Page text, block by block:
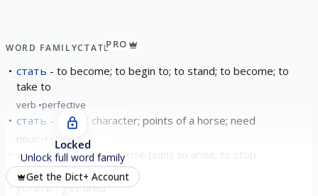
WORD FAMILYСТАТЬPRO
стать
to become; to begin to; to stand; to become; to
take to
verb perfective
стать article; character; points of a horse; need
noun feminine
встать to get up; to rise (sun); to arise; to stop
verb perfective
уста́ть get tired
Locked
Unlock full word family
Get the Dict+ Account